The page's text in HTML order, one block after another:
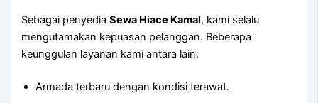
Sebagai penyediaSewa Hiace Kamal, kami selalu
mengutamakan kepuasan pelanggan. Beberapa
keunggulan layanan kami antara lain:
Armada terbaru dengan kondisi terawat.